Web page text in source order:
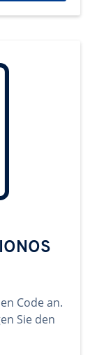
Code an.
Sie den